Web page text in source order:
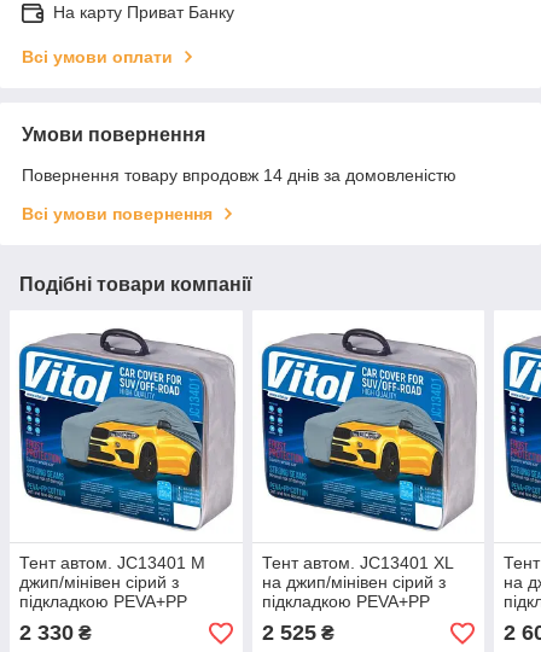
На карту Приват Банку
Всі умови оплати
Умови повернення
Повернення товару впродовж 14 днів за домовленістю
Всі умови повернення
Подібні товари компанії
Тент автом. JC13401 M
джип/мінівен сірий з
підкладкою PEVA+PP
Cotton 432х185х145 к.з
(JC13401-M)
2 330 ₴
Тент автом. JC13401 XL
на джип/мінівен сірий з
підкладкою PEVA+PP
Cotton 482х196х145 к.з
(JC13401-XL)
2 525₴
на
2